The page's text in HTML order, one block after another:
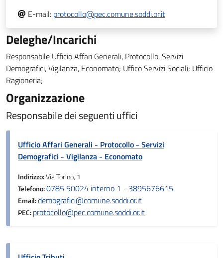
E-mail: protocollo@pec.comune.soddi.or.it
Deleghe/Incarichi
Responsabile Ufficio Affari Generali, Protocollo, Servizi
Demografici, Vigilanza, Economato; Uffico Servizi Sociali; Ufficio
Ragioneria;
Organizzazione
Responsabile dei seguenti uffici
Ufficio Affari Generali - Protocollo - Servizi
Demografici - Vigilanza - Economato
Indirizzo:Via Torino, 1
Telefono:0785 50024 interno 1 - 3895676615
Email:demografici@comune.soddi.or.it
PEC:protocollo@pec.comune.soddi.or.it